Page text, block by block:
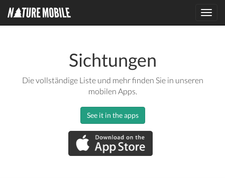
Sichtungen
Die vollständige Liste und mehr finden Sie in unseren
mobilen Apps.
See it in the apps